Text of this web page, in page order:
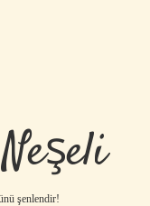
şenlendir!